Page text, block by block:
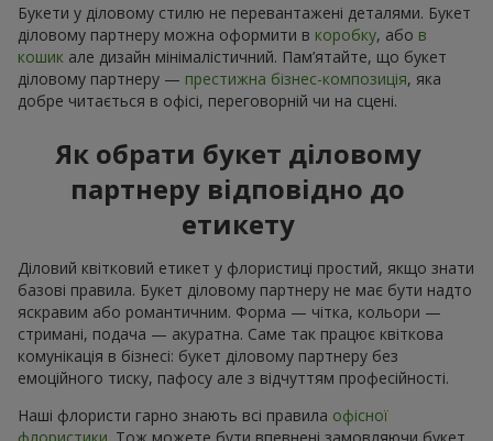
Букети у діловому стилю не перевантажені деталями. Букет
діловому партнеру можна оформити в коробку, або в
кошик але дизайн мінімалістичний. Пам’ятайте, що букет
діловому партнеру — престижна бізнес-композиція, яка
добре читається в офісі, переговорній чи на сцені.
Як обрати букет діловому
партнеру відповідно до
етикету
Діловий квітковий етикет у флористиці простий, якщо знати
базові правила. Букет діловому партнеру не має бути надто
яскравим або романтичним. Форма — чітка, кольори —
стримані, подача — акуратна. Саме так працює квіткова
комунікація в бізнесі: букет діловому партнеру без
емоційного тиску, пафосу але з відчуттям професійності.
Наші флористи гарно знають всі правила офісної
флористики . Тож можете бути впевнені замовляючи букет